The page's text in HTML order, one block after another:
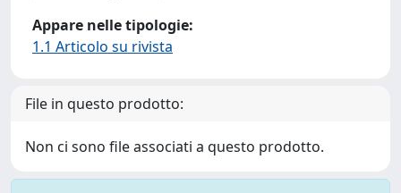
Appare nelle tipologie:
1.1 Articolo su rivista
File in questo prodotto:
Non ci sono file associati a questo prodotto.